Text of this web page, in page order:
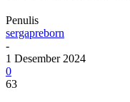
Penulis
sergapreborn
-
1 Desember 2024
0
63